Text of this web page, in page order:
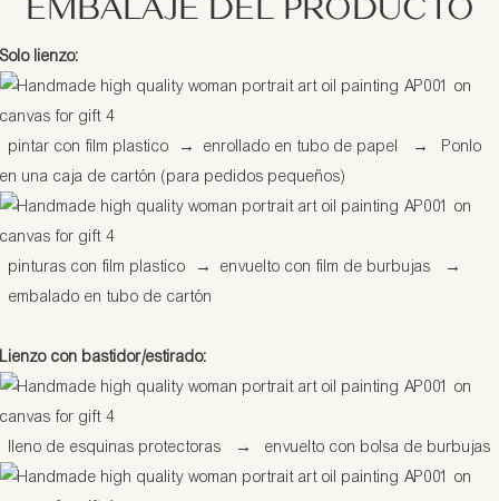
Solo lienzo:
pintar con film plastico → enrollado en tubo de papel →
Ponlo
en una caja de cartón (para pedidos pequeños)
pinturas con film plastico → envuelto con film de burbujas
→
embalado en tubo de cartón
Lienzo con bastidor/estirado:
lleno de esquinas protectoras → envuelto con bolsa de burbujas